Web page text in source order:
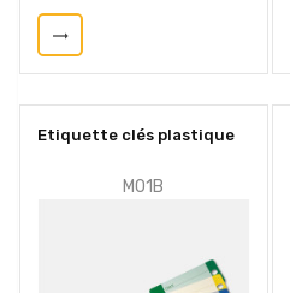
trending_flat
Etiquette clés plastique
M01B